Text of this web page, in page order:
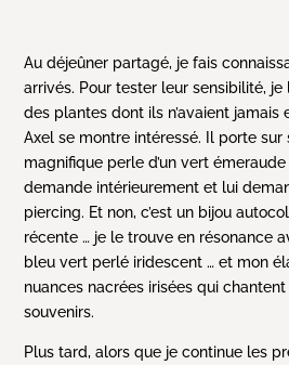
Au déjeûner partagé, je fais
arrivés. Pour tester leur sensibilité,
des plantes dont ils n’avaient jamais
Axel se montre intéressé. Il porte
magnifique perle d’un vert
demande intérieurement et lui
piercing. Et non, c’est un bijou
récente … je le trouve en résonance
bleu vert perlé iridescent … et mon
nuances nacrées irisées qui
souvenirs.
Plus tard, alors que je continue les